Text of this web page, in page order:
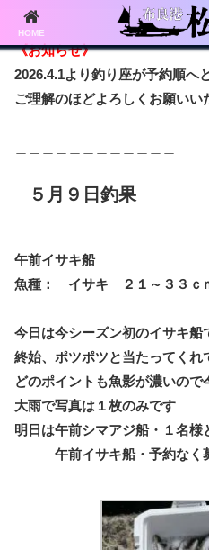
《お知らせ》
2026.4.1より釣り座が予約順へ
ご理解のほどよろしくお願いい
５月９日釣果
午前イサキ船
魚種： イサキ ２１～３３ｃ
今日は今シーズン初のイサキ船
終始、ポツポツと当たってくれ
どのポイントも魚影が濃いので
大雨で写真は１枚のみです
明日は午前シマアジ船・１名様
午前イサキ船・予約なく
HOME